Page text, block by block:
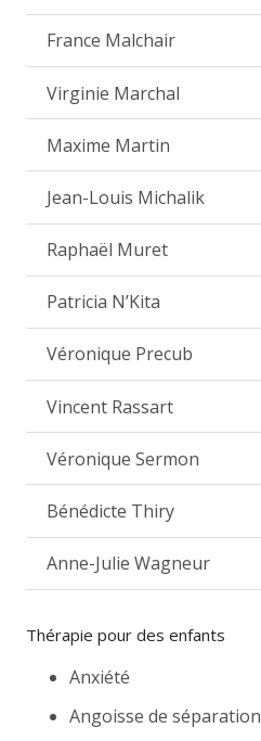
France Malchair
Virginie Marchal
Maxime Martin
Jean-Louis Michalik
Raphaël Muret
Patricia N’Kita
Véronique Precub
Vincent Rassart
Véronique Sermon
Bénédicte Thiry
Anne-Julie Wagneur
Thérapie pour des enfants
Anxiété
Angoisse de séparation